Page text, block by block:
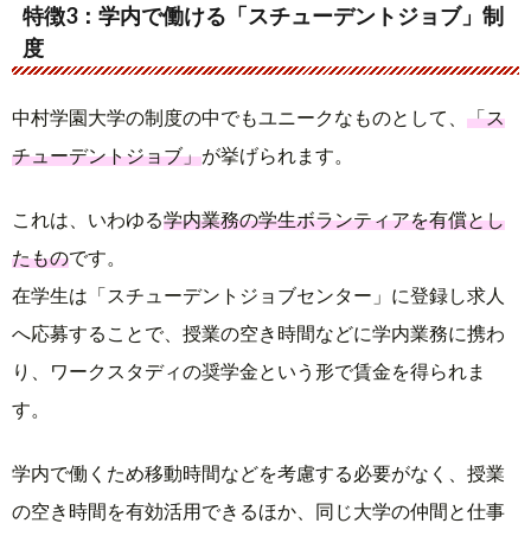
特徴3：学内で働ける「スチューデントジョブ」制
度
中村学園大学の制度の中でもユニークなものとして、 「ス
チューデントジョブ」が挙げられます。
これは、いわゆる学内業務の学生ボランティアを有償とし
たものです。
在学生は「スチューデントジョブセンター」に登録し求人
へ応募することで、授業の空き時間などに学内業務に携わ
り、ワークスタディの奨学金という形で賃金を得られま
す。
学内で働くため移動時間などを考慮する必要がなく、授業
の空き時間を有効活用できるほか、同じ大学の仲間と仕事